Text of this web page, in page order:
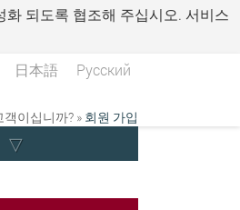
화 되도록 협조해 주십시오. 서비스
日本語 Русский
객이십니까? » 회원 가입